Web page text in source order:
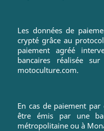
Les données de
crypté grâce au
paiement agréé
bancaires réalisée
motoculture.com.
En cas de paiement
être émis par une
métropolitaine ou à